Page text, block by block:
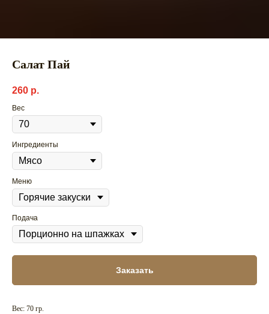
Салат Пай
260 р.
Вес
Ингредиенты
Меню
Подача
Заказать
Вес: 70 гр.